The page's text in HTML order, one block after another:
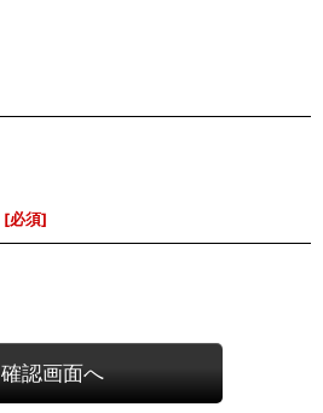
[必須]
確認画面へ